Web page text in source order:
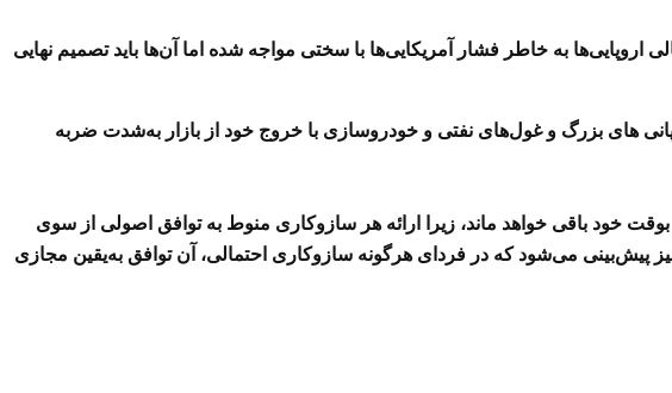
به خاطر فشار آمریکایی‌ها با سختی مواجه شده اما آن‌ها باید تصمیم نهایی
های بزرگ و غول‌های نفتی و خودروسازی با خروج خود از بازار به‌شدت ضربه
خود باقی خواهد ماند، زیرا ارائه هر سازوکاری منوط به توافق اصولی از سوی
پیش‌بینی می‌شود که در فردای هرگونه سازوکاری احتمالی، آن توافق به‌یقین مجازی